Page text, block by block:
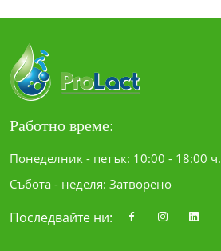
Работно време:
Понеделник - петък: 10:00 - 18:00 ч.
Събота - неделя: Затворено
Последвайте ни: